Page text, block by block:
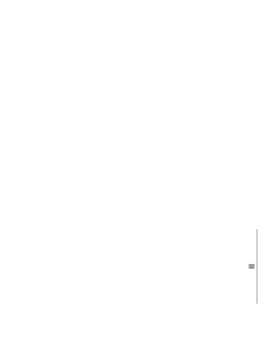
■